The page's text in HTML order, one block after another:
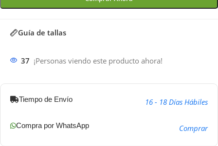
Guía de tallas
37 ¡Personas viendo este producto ahora!
Tiempo de Envío 16 - 18 Días Hábiles
Compra por WhatsApp Comprar